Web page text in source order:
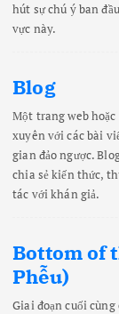
hút sự chú ý ban
vực này.
Blog
Một trang web
xuyên với các bài
gian đảo ngược.
chia sẻ kiến thức,
tác với khán giả.
Bottom of
Phễu)
Giai đoạn cuối